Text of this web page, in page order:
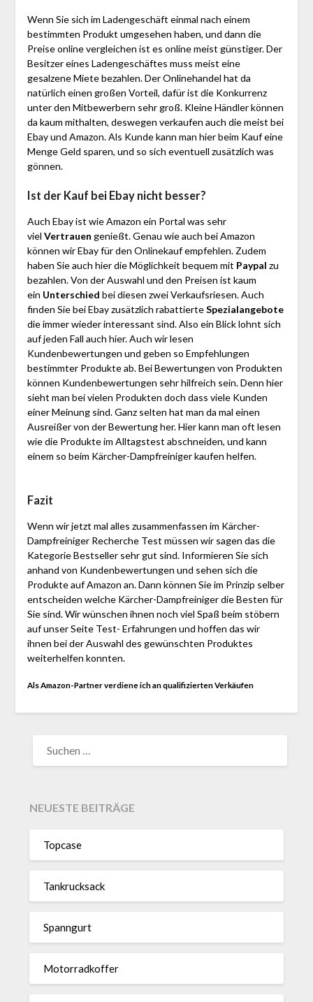
Wenn Sie sich im Ladengeschäft einmal nach einem
bestimmten Produkt umgesehen haben, und dann die
Preise online vergleichen ist es online meist günstiger. Der
Besitzer eines Ladengeschäftes muss meist eine
gesalzene Miete bezahlen. Der Onlinehandel hat da
natürlich einen großen Vorteil, dafür ist die Konkurrenz
unter den Mitbewerbern sehr groß. Kleine Händler können
da kaum mithalten, deswegen verkaufen auch die meist bei
Ebay und Amazon. Als Kunde kann man hier beim Kauf eine
Menge Geld sparen, und so sich eventuell zusätzlich was
gönnen.
Ist der Kauf bei Ebay nicht besser?
Auch Ebay ist wie Amazon ein Portal was sehr
viel Vertrauen genießt. Genau wie auch bei Amazon
können wir Ebay für den Onlinekauf empfehlen. Zudem
haben Sie auch hier die Möglichkeit bequem mit Paypal zu
bezahlen. Von der Auswahl und den Preisen ist kaum
ein Unterschied bei diesen zwei Verkaufsriesen. Auch
finden Sie bei Ebay zusätzlich rabattierteSpezialangebote
die immer wieder interessant sind. Also ein Blick lohnt sich
auf jeden Fall auch hier. Auch wir lesen
Kundenbewertungen und geben so Empfehlungen
bestimmter Produkte ab. Bei Bewertungen von Produkten
können Kundenbewertungen sehr hilfreich sein. Denn hier
sieht man bei vielen Produkten doch dass viele Kunden
einer Meinung sind. Ganz selten hat man da mal einen
Ausreißer von der Bewertung her. Hier kann man oft lesen
wie die Produkte im Alltagstest abschneiden, und kann
einem so beim Kärcher-Dampfreiniger kaufen helfen.
Fazit
Wenn wir jetzt mal alles zusammenfassen im Kärcher-
Dampfreiniger Recherche Test müssen wir sagen das die
Kategorie Bestseller sehr gut sind. Informieren Sie sich
anhand von Kundenbewertungen und sehen sich die
Produkte auf Amazon an. Dann können Sie im Prinzip selber
entscheiden welche Kärcher-Dampfreiniger die Besten für
Sie sind. Wir wünschen ihnen noch viel Spaß beim stöbern
auf unser Seite Test- Erfahrungen und hoffen das wir
ihnen bei der Auswahl des gewünschten Produktes
weiterhelfen konnten.
Als Amazon-Partner verdiene ich an qualifizierten Verkäufen
NACH:
NEUESTE BEITRÄGE
Topcase
Tan­kruck­sack
Spann­gurt
Motor­rad­koffer